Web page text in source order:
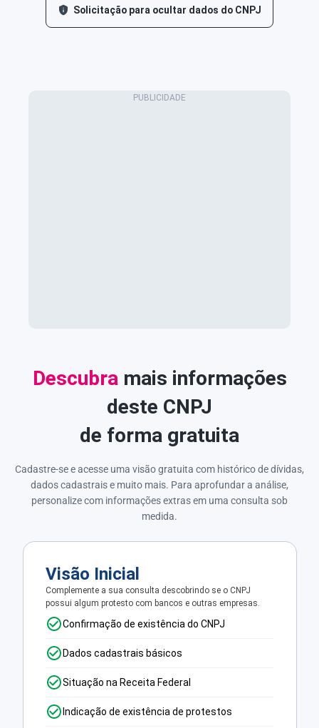
Solicitação para ocultar dados do CNPJ
Descubra mais informações
deste CNPJ
de forma gratuita
Cadastre-se e acesse uma visão gratuita com histórico de dívidas,
dados cadastrais e muito mais. Para aprofundar a análise,
personalize com informações extras em uma consulta sob
medida.
Visão Inicial
Complemente a sua consulta descobrindo se o CNPJ
possui algum protesto com bancos e outras empresas.
Confirmação de existência do CNPJ
Dados cadastrais básicos
Situação na Receita Federal
Indicação de existência de protestos